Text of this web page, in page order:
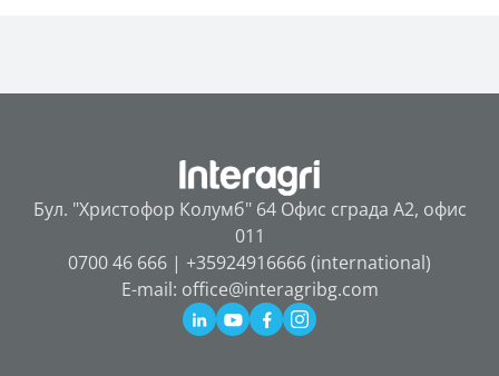
Бул. "Христофор Колумб" 64 Офис сграда А2, офис
011
0700 46 666 | +35924916666 (international)
E-mail: office@interagribg.com